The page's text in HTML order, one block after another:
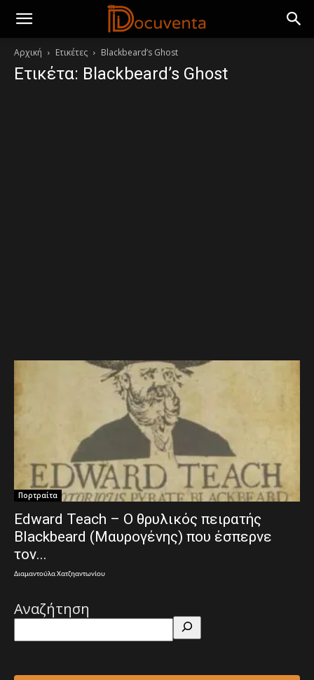
Αρχική Ετικέτες Blackbeard’s Ghost
Ετικέτα: Blackbeard’s Ghost
Πορτραίτα
Edward Teach – Ο θρυλικός πειρατής
Blackbeard (Μαυρογένης) που έσπερνε
τον...
Διαμαντούλα Χατζηαντωνίου
Αναζήτηση